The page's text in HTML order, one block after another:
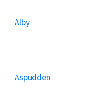
Alby
Aspudden